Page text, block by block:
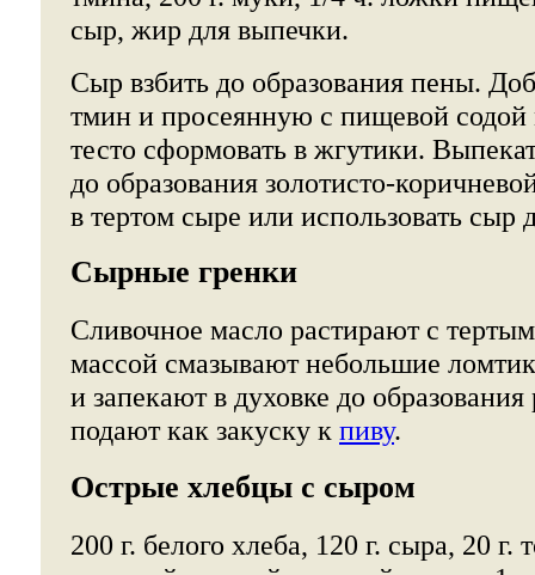
сыр, жир для выпечки.
Сыр взбить до образования пены.
тмин и просеянную с пищевой содой
тесто сформовать в жгутики.
до образования золотисто-
в тертом сыре или использовать сыр
Сырные гренки
Сливочное масло растирают с
массой смазывают небольшие
и запекают в духовке до
подают как закуску к пиву.
Острые хлебцы с сыром
200 г. белого хлеба, 120 г. сыра, 20 г.